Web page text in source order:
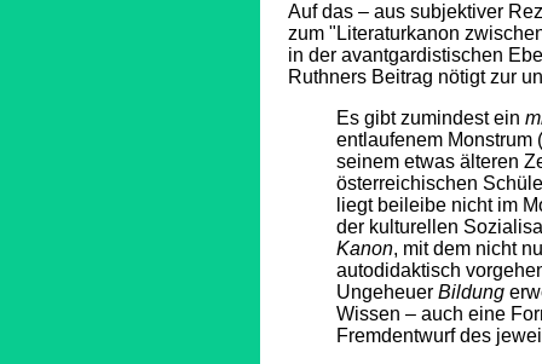
Auf das – aus subjektiver
zum "Literaturkanon
in der avantgardistischen
Ruthners Beitrag nötigt zur
Es gibt zumindest ein
entlaufenem Monstrum
seinem etwas älteren
österreichischen
liegt beileibe nicht im
der kulturellen
Kanon, mit dem nicht
autodidaktisch
Ungeheuer Bildung
Wissen – auch eine
Fremdentwurf des